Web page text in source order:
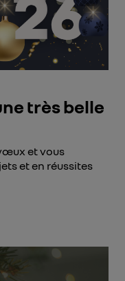
très belle
et vous
et en réussites